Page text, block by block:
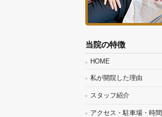
当院の特徴
HOME
私が開院した理由
スタッフ紹介
アクセス・駐車場・時間